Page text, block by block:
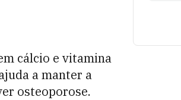
cálcio e vitamina
a manter a
osteoporose.